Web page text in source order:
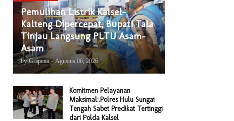
Pemulihan Listrik Kalsel-
Kalteng Dipercepat, Bupati Tala
Tinjau Langsung PLTU Asam-
Asam
by Grapena - Agustus 06, 2026
Komitmen Pelayanan
Maksimal:.Polres Hulu Sungai
Tengah Sabet Predikat Tertinggi
dari Polda Kalsel